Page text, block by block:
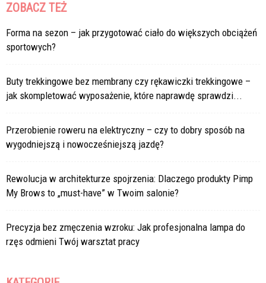
ZOBACZ TEŻ
Forma na sezon – jak przygotować ciało do większych obciążeń
sportowych?
Buty trekkingowe bez membrany czy rękawiczki trekkingowe –
jak skompletować wyposażenie, które naprawdę sprawdzi...
Przerobienie roweru na elektryczny – czy to dobry sposób na
wygodniejszą i nowocześniejszą jazdę?
Rewolucja w architekturze spojrzenia: Dlaczego produkty Pimp
My Brows to „must-have” w Twoim salonie?
Precyzja bez zmęczenia wzroku: Jak profesjonalna lampa do
rzęs odmieni Twój warsztat pracy